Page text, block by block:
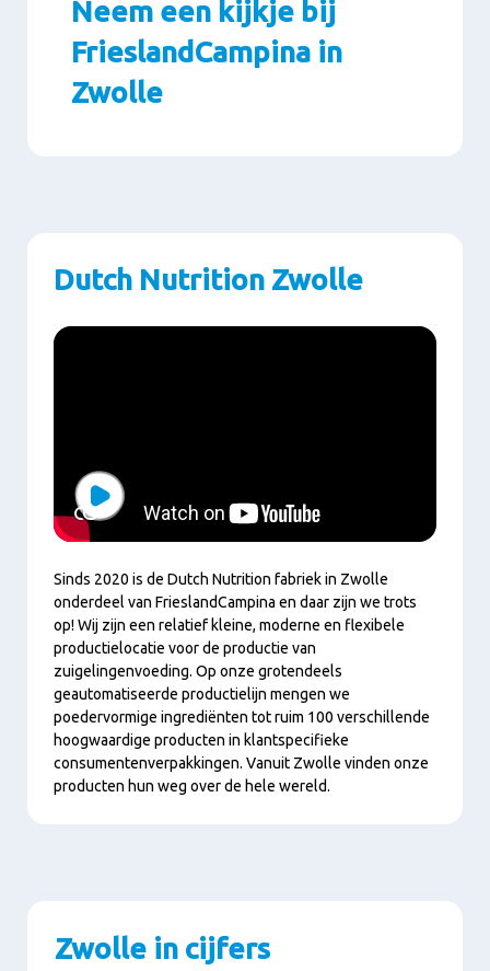
Neem een kijkje bij
FrieslandCampina in
Zwolle
Dutch Nutrition Zwolle
​​​​​​​Sinds 2020 is de Dutch Nutrition fabriek in Zwolle
onderdeel van FrieslandCampina en daar zijn we trots
op! Wij zijn een relatief kleine, moderne en flexibele
productielocatie voor de productie van
zuigelingenvoeding. Op onze grotendeels
geautomatiseerde productielijn mengen we
poedervormige ingrediënten tot ruim 100 verschillende
hoogwaardige producten in klantspecifieke
consumentenverpakkingen. Vanuit Zwolle vinden onze
producten hun weg over de hele wereld.
Zwolle in cijfers